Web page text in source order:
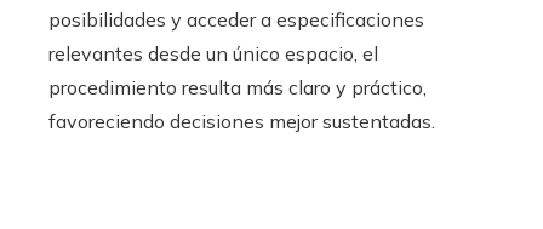
posibilidades y acceder a especificaciones
relevantes desde un único espacio, el
procedimiento resulta más claro y práctico,
favoreciendo decisiones mejor sustentadas.